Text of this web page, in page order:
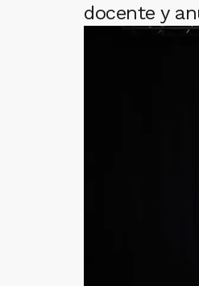
docente y